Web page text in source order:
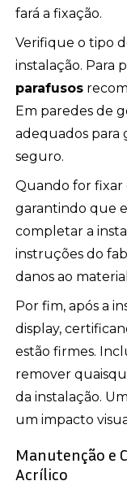
fará a fixação.
Verifique o tipo
instalação. Para
parafusos
Em paredes de
adequados para
seguro.
Quando for fixar
garantindo que
completar a
instruções do
danos ao
Por fim, após a
display,
estão firmes.
remover
da instalação.
um impacto
Manutenção e
Acrílico